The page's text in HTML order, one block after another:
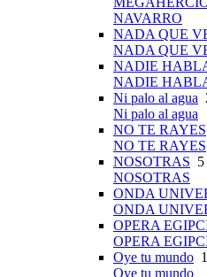
NAVARRO
NADA QUE
NADA QUE
NADIE
NADIE
Ni palo al agua
Ni palo al agua
NO TE RAYES
NO TE RAYES
NOSOTRAS 5
NOSOTRAS
ONDA
ONDA
OPERA
OPERA
Oye tu mundo
Oye tu mundo